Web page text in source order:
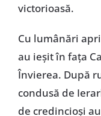
victorioasă.
Cu lumânări
au ieșit în fața
Învierea. După
condusă de
de credincioși